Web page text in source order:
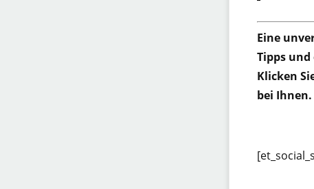
Eine
Tipps
Klicken
bei